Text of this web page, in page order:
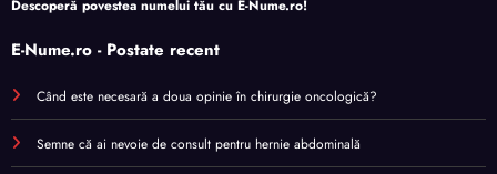
Descoperă povestea numelui tău cu E-Nume.ro!
E-Nume.ro - Postate recent
Când este necesară a doua opinie în chirurgie oncologică?
Semne că ai nevoie de consult pentru hernie abdominală